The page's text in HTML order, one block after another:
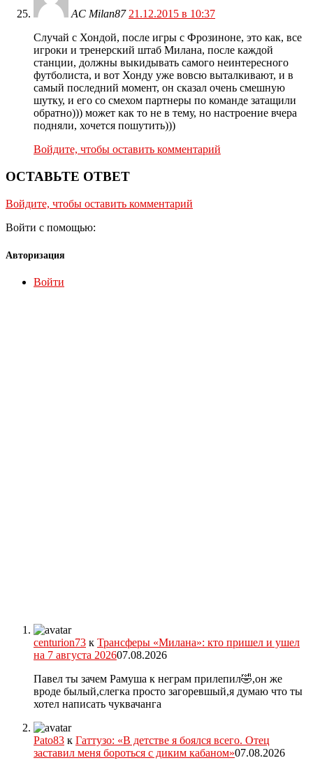
AC Milan87 21.12.2015 в 10:37
Случай с Хондой, после игры с Фрозиноне, это как, все
игроки и тренерский штаб Милана, после каждой
станции, должны выкидывать самого неинтересного
футболиста, и вот Хонду уже вовсю выталкивают, и в
самый последний момент, он сказал очень смешную
шутку, и его со смехом партнеры по команде затащили
обратно))) может как то не в тему, но настроение вчера
подняли, хочется пошутить)))
Войдите, чтобы оставить комментарий
ОСТАВЬТЕ ОТВЕТ
Войдите, чтобы оставить комментарий
Войти с помощью:
Авторизация
Войти
centurion73 к Трансферы «Милана»: кто пришел и ушел
на 7 августа 202607.08.2026
Павел ты зачем Рамуша к неграм прилепил🤣,он же
вроде былый,слегка просто загоревшый,я думаю что ты
хотел написать чуквачанга
Pato83 к Гаттузо: «В детстве я боялся всего. Отец
заставил меня бороться с диким кабаном»07.08.2026